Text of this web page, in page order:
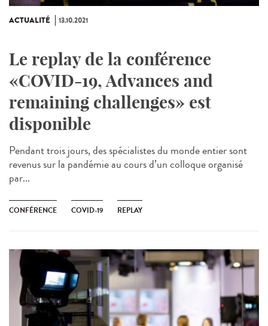
ACTUALITÉ 13.10.2021
Le replay de la conférence
«COVID-19, Advances and
remaining challenges» est
disponible
Pendant trois jours, des spécialistes du monde entier sont
revenus sur la pandémie au cours d’un colloque organisé
par...
CONFÉRENCE COVID-19 REPLAY